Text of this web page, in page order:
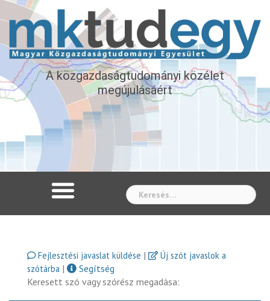
A közgazdaságtudományi közélet
megújulásáért
Fejlesztési javaslat küldése |
Új szót javaslok a
szótárba |
Segítség
Keresett szó vagy szórész megadása: